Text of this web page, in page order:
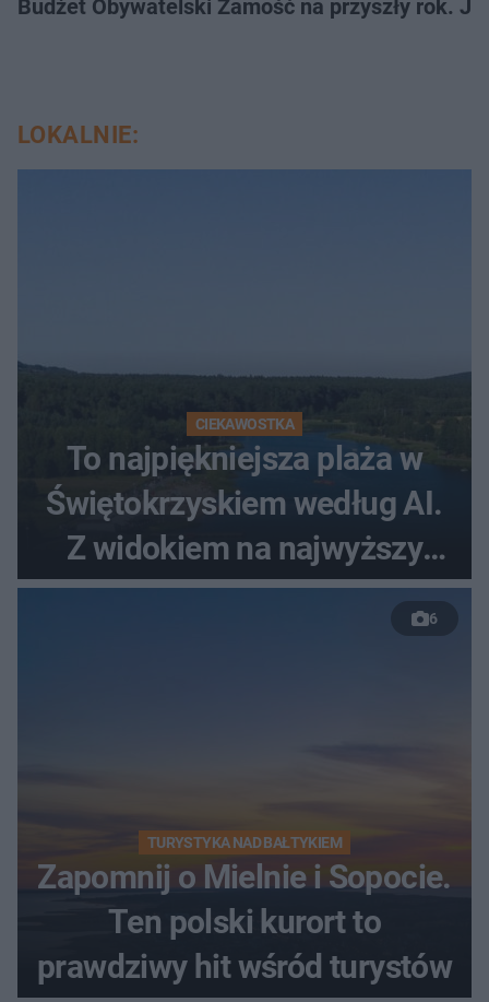
LOKALNIE:
CIEKAWOSTKA
To najpiękniejsza plaża w
Świętokrzyskiem według AI.
Z widokiem na najwyższy
szczyt Gór Świętokrzyskich
6
TURYSTYKA NAD BAŁTYKIEM
Zapomnij o Mielnie i Sopocie.
Ten polski kurort to
prawdziwy hit wśród turystów